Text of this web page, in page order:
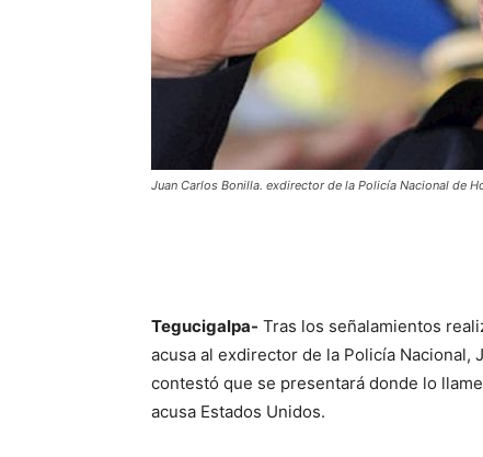
Juan Carlos Bonilla. exdirector de la Policía Nacional de
Tegucigalpa- Tras los señalamientos
acusa al exdirector de la Policía Nacional,
contestó que se presentará donde lo
acusa Estados Unidos.